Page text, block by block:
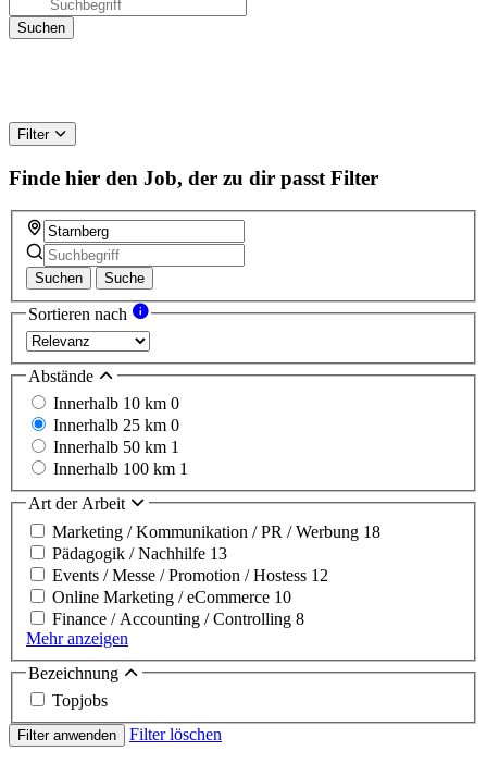
Filter
Finde hier den Job, der zu dir passt Filter
Suchen Suche
Sortieren nach
Abstände
Innerhalb 10 km 0
Innerhalb 25 km 0
Innerhalb 50 km 1
Innerhalb 100 km 1
Art der Arbeit
Marketing / Kommunikation / PR / Werbung 18
Pädagogik / Nachhilfe 13
Events / Messe / Promotion / Hostess 12
Online Marketing / eCommerce 10
Finance / Accounting / Controlling 8
Mehr anzeigen
Bezeichnung
Topjobs
Filter anwenden Filter löschen